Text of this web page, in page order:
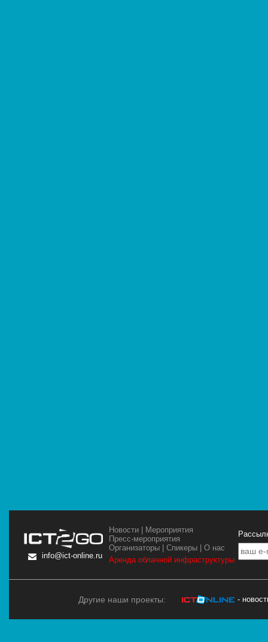
info@ict-online.ru
Новости | Мероприятия
Пресс-мероприятия
Организаторы |Спикеры |О нас
Аренда облачной инфраструктуры
Другие наши проекты: -